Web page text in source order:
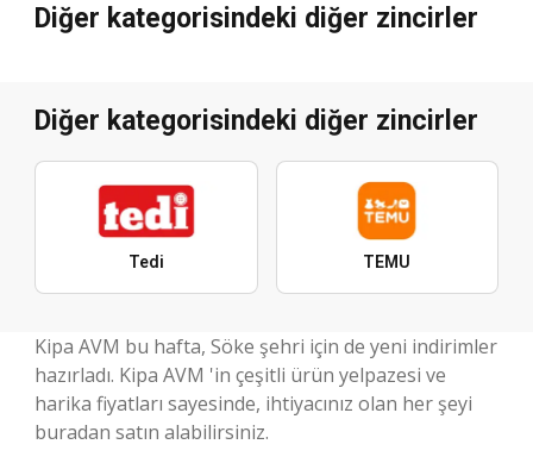
Diğer kategorisindeki diğer zincirler
Diğer kategorisindeki diğer zincirler
Tedi TEMU
Kipa AVM bu hafta, Söke şehri için de yeni indirimler
hazırladı. Kipa AVM 'in çeşitli ürün yelpazesi ve
harika fiyatları sayesinde, ihtiyacınız olan her şeyi
buradan satın alabilirsiniz.